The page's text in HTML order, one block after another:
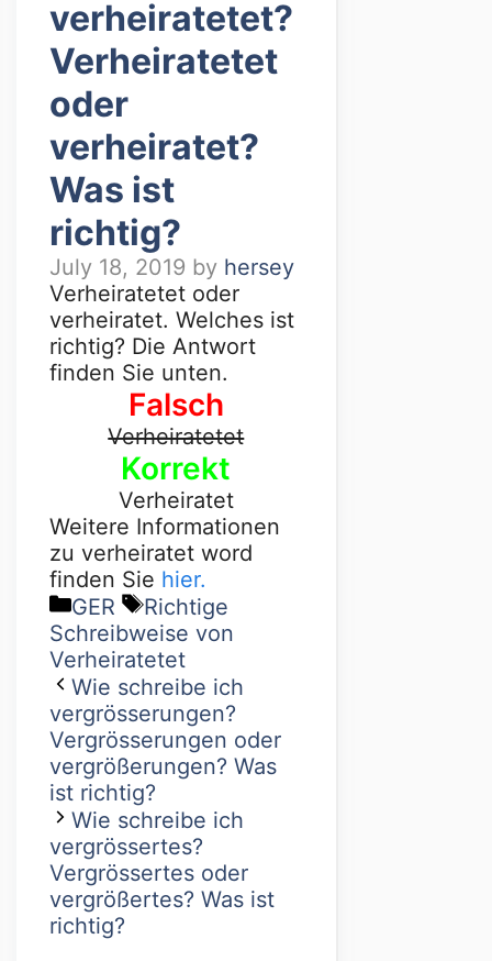
verheiratetet?
Verheiratetet
oder
verheiratet?
Was ist
richtig?
July 18, 2019 by hersey
Verheiratetet oder
verheiratet. Welches ist
richtig? Die Antwort
finden Sie unten.
Falsch
Verheiratetet
Korrekt
Verheiratet
Weitere Informationen
zu verheiratet word
finden Sie hier.
GER
Richtige
Schreibweise von
Verheiratetet
Wie schreibe ich
vergrösserungen?
Vergrösserungen oder
vergrößerungen? Was
ist richtig?
Wie schreibe ich
vergrössertes?
Vergrössertes oder
vergrößertes? Was ist
richtig?